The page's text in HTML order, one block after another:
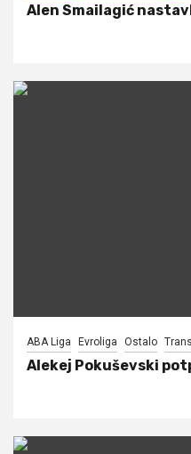
Alen Smailagić
ABA Liga Evroliga Ostalo
Alekej Pokuševski